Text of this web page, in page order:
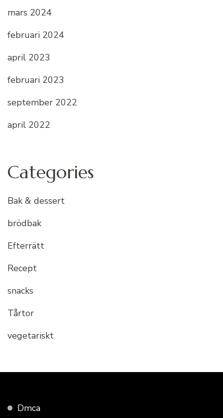
mars 2024
februari 2024
april 2023
februari 2023
september 2022
april 2022
Categories
Bak & dessert
brödbak
Efterrätt
Recept
snacks
Tårtor
vegetariskt
Dmca